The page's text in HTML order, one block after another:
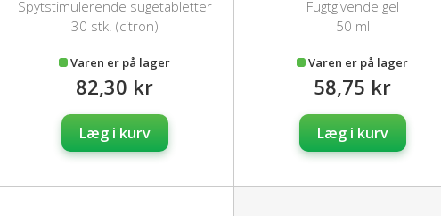
Spytstimulerende sugetabletter
30 stk. (citron)
Varen er på lager
82,30 kr
Læg i kurv
Fugtgivende gel
50 ml
Varen er på lager
58,75 kr
Læg i kurv